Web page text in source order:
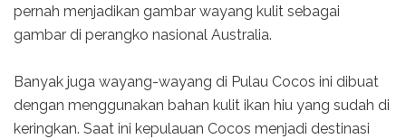
pernah menjadikan gambar wayang kulit sebagai
gambar di perangko nasional Australia.
Banyak juga wayang-wayang di Pulau Cocos ini dibuat
dengan menggunakan bahan kulit ikan hiu yang sudah di
keringkan. Saat ini kepulauan Cocos menjadi destinasi